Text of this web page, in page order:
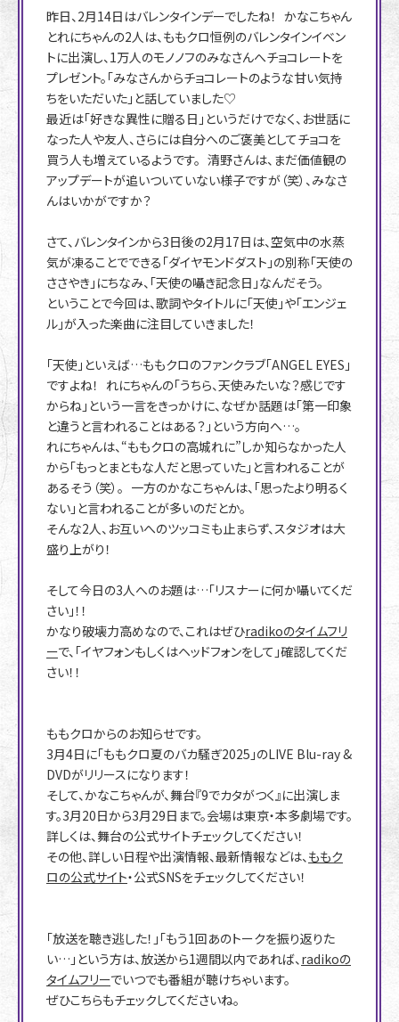
昨日、2月14日はバレンタインデーでしたね！ かなこちゃん
とれにちゃんの2人は、ももクロ恒例のバレンタインイベン
トに出演し、1万人のモノノフのみなさんへチョコレートを
プレゼント。「みなさんからチョコレートのような甘い気持
ちをいただいた」と話していました♡
最近は「好きな異性に贈る日」というだけでなく、お世話に
なった人や友人、さらには自分へのご褒美としてチョコを
買う人も増えているようです。 清野さんは、まだ価値観の
アップデートが追いついていない様子ですが（笑）、みなさ
んはいかがですか？
さて、バレンタインから3日後の2月17日は、空気中の水蒸
気が凍ることでできる「ダイヤモンドダスト」の別称「天使の
ささやき」にちなみ、「天使の囁き記念日」なんだそう。
ということで今回は、歌詞やタイトルに「天使」や「エンジェ
ル」が入った楽曲に注目していきました！
「天使」といえば…ももクロのファンクラブ「ANGEL EYES」
ですよね！ れにちゃんの「うちら、天使みたいな？感じです
からね」という一言をきっかけに、なぜか話題は「第一印象
と違うと言われることはある？」という方向へ…。
れにちゃんは、“ももクロの高城れに”しか知らなかった人
から「もっとまともな人だと思っていた」と言われることが
あるそう（笑）。 一方のかなこちゃんは、「思ったより明るく
ない」と言われることが多いのだとか。
そんな2人、お互いへのツッコミも止まらず、スタジオは大
盛り上がり！
そして今日の3人へのお題は…「リスナーに何か囁いてくだ
さい」！！
かなり破壊力高めなので、これはぜひradikoのタイムフリ
ーで、「イヤフォンもしくはヘッドフォンをして」確認してくだ
さい！！
ももクロからのお知らせです。
3月4日に「ももクロ夏のバカ騒ぎ2025」のLIVE Blu-ray &
DVDがリリースになります！
そして、かなこちゃんが、舞台『9でカタがつく』に出演しま
す。3月20日から3月29日まで。会場は東京・本多劇場です。
詳しくは、舞台の公式サイトチェックしてください！
その他、詳しい日程や出演情報、最新情報などは、ももク
ロの公式サイト・公式SNSをチェックしてください！
「放送を聴き逃した！」「もう1回あのトークを振り返りた
い…」という方は、放送から1週間以内であれば、radikoの
タイムフリーでいつでも番組が聴けちゃいます。
ぜひこちらもチェックしてくださいね。